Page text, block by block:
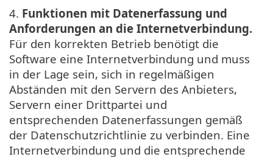
4. Funktionen mit Datenerfassung und
Anforderungen an die Internetverbindung.
Für den korrekten Betrieb benötigt die
Software eine Internetverbindung und muss
in der Lage sein, sich in regelmäßigen
Abständen mit den Servern des Anbieters,
Servern einer Drittpartei und
entsprechenden Datenerfassungen gemäß
der Datenschutzrichtlinie zu verbinden. Eine
Internetverbindung und die entsprechende